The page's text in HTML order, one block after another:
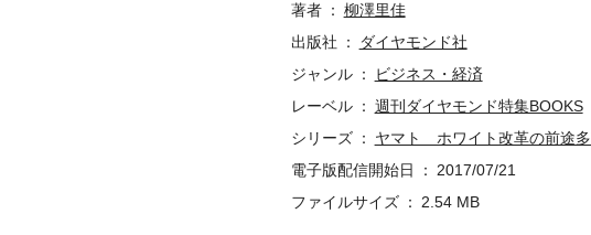
著者
柳澤里佳
出版社
ダイヤモンド社
ジャンル
ビジネス・経済
レーベル
週刊ダイヤモンド特集BOOKS
シリーズ
ヤマト ホワイト改革の前途
電子版配信開始日
2017/07/21
ファイルサイズ
2.54 MB